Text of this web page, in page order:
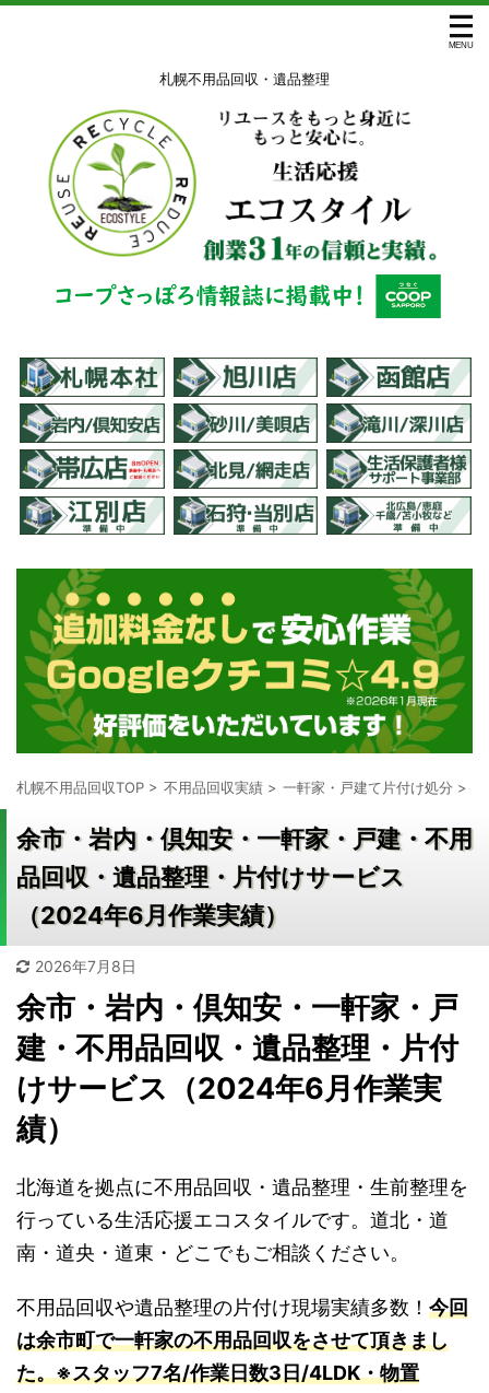
札幌不用品回収・遺品整理
札幌不用品回収TOP > 不用品回収実績 > 一軒家・戸建て片付け処分 >
余市・岩内・倶知安・一軒家・戸建・不用
品回収・遺品整理・片付けサービス
（2024年6月作業実績）
2026年7月8日
余市・岩内・倶知安・一軒家・戸
建・不用品回収・遺品整理・片付
けサービス（2024年6月作業実
績）
北海道を拠点に不用品回収・遺品整理・生前整理を
行っている生活応援エコスタイルです。道北・道
南・道央・道東・どこでもご相談ください。
不用品回収や遺品整理の片付け現場実績多数！ 今回
は余市町で一軒家の不用品回収をさせて頂きまし
た。※スタッフ7名/作業日数3日/4LDK・物置